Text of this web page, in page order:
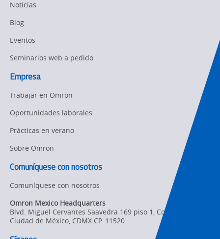
Noticias
Blog
Eventos
Seminarios web a pedido
Empresa
Trabajar en Omron
Oportunidades laborales
Prácticas en verano
Sobre Omron
Comuníquese con nosotros
Comuníquese con nosotros
Omron Mexico Headquarters
Blvd. Miguel Cervantes Saavedra 169 piso 1, Col. Granada
Ciudad de México, CDMX CP. 11520